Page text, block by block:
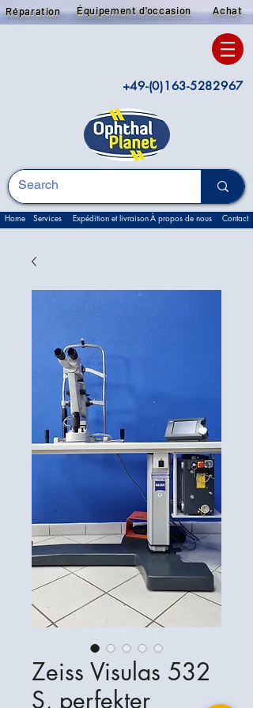
Réparation Équipement d'occasion Achat
+49-(0)163-5282967
Home Services Expédition et livraisonÀ propos de nous Contact
Zeiss Visulas 532
S, perfekter